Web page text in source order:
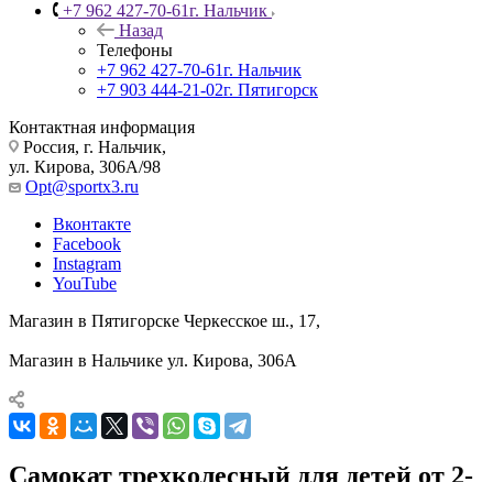
+7 962 427-70-61г. Нальчик
Назад
Телефоны
+7 962 427-70-61г. Нальчик
+7 903 444-21-02г. Пятигорск
Контактная информация
Россия, г. Нальчик,
ул. Кирова, 306А/98
Opt@sportx3.ru
Вконтакте
Facebook
Instagram
YouTube
Магазин в Пятигорске Черкесское ш., 17,
Магазин в Нальчике ул. Кирова, 306А
Самокат трехколесный для детей от 2-